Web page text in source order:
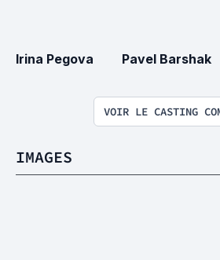
Irina Pegova Pavel Barshak
VOIR LE CASTING
IMAGES